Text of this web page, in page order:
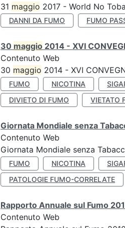
31 maggio 2017 - World No
DANNI DA FUMO FUMO
30 maggio 2014 - XVI
Contenuto Web
30 maggio 2014 - XVI
FUMO NICOTINA
DIVIETO DI FUMO
VIETATO
Giornata Mondiale senza
Contenuto Web
Giornata Mondiale senza
FUMO NICOTINA
PATOLOGIE FUMO-CORRELATE
Rapporto Annuale sul Fumo
Contenuto Web